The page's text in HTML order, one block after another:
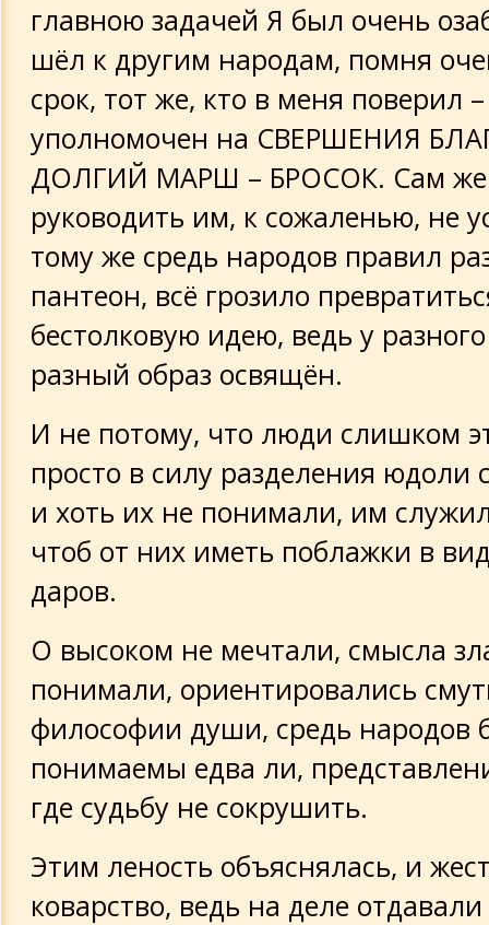
главною задачей Я был очень
шёл к другим народам, помня
срок, тот же, кто в меня поверил
уполномочен на СВЕРШЕНИЯ
ДОЛГИЙ МАРШ – БРОСОК. Сам
руководить им, к сожаленью, не
тому же средь народов правил
пантеон, всё грозило
бестолковую идею, ведь у
разный образ освящён.
И не потому, что люди слишком
просто в силу разделения юдоли
и хоть их не понимали, им
чтоб от них иметь поблажки в
даров.
О высоком не мечтали, смысла
понимали, ориентировались
философии души, средь народов
понимаемы едва ли,
где судьбу не сокрушить.
Этим леность объяснялась, и
коварство, ведь на деле